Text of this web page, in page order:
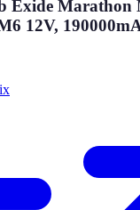
Exide Marathon
12V,